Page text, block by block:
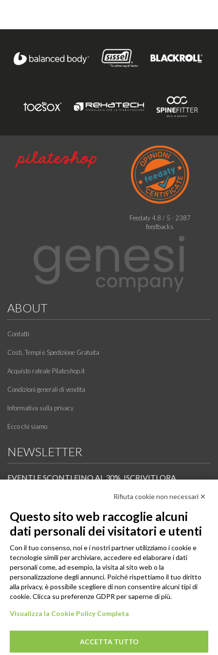
Feedaty4.8 / 5 - 2387
feedbacks
ABOUT
Contatti
Costi, Tempi e Spedizione Gratuita
Acquisto rateale Pilateshop.it
Condizioni generali di vendita
Informativa sulla privacy
Ecco chi siamo
NEWSLETTER
EVENTI E SCONTI FINO AL 30%. ISCRIVITI ORA.
Scopri in anteprima i nuovi prodotti, le promozioni riservate ai professionisti e resta
Iscrivi alla Newsletter
SEGUICI
Rifiuta cookie non necessari ✕
Questo sito web raccoglie alcuni
dati personali dei visitatori e utenti
Con il tuo consenso, noi e i nostri partner utilizziamo i cookie e
tecnologie simili per archiviare, accedere ed elaborare i dati
personali come, ad esempio, la visita al sito web o la
personalizzazione degli annunci. Poiché rispettiamo il tuo diritto
alla privacy, è possibile scegliere di non consentire alcuni tipi di
cookie. Clicca su preferenze GDPR per saperne di più.
Visualizza la Cookie Policy Completa
ACCETTA TUTTO